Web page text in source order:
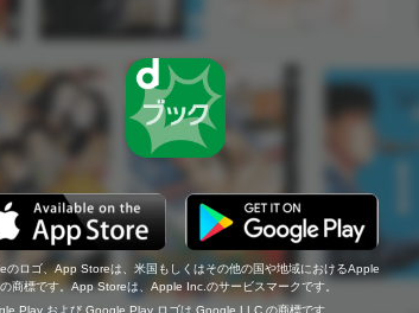
のロゴ、App Storeは、米国もしくはその他の国や地域におけるApple
商標です。App Storeは、Apple Inc.のサービスマークです。
Play および Google Play ロゴは Google LLC の商標です。